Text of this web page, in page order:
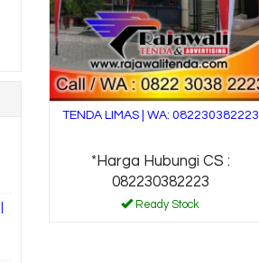
TENDA LIMAS | WA: 082230382223
*Harga Hubungi CS :
082230382223
Ready Stock